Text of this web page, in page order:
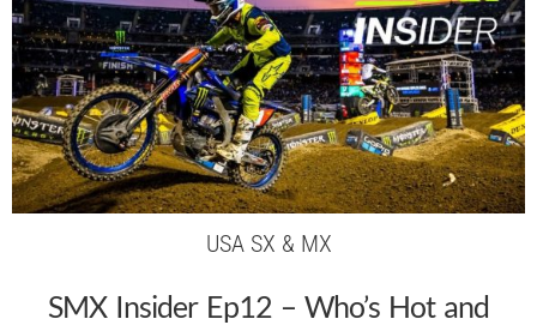
USA SX & MX
SMX Insider Ep12 – Who’s Hot and